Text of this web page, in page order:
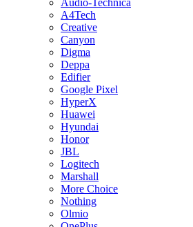
Audio-Technica
A4Tech
Creative
Canyon
Digma
Deppa
Edifier
Google Pixel
HyperX
Huawei
Hyundai
Honor
JBL
Logitech
Marshall
More Choice
Nothing
Olmio